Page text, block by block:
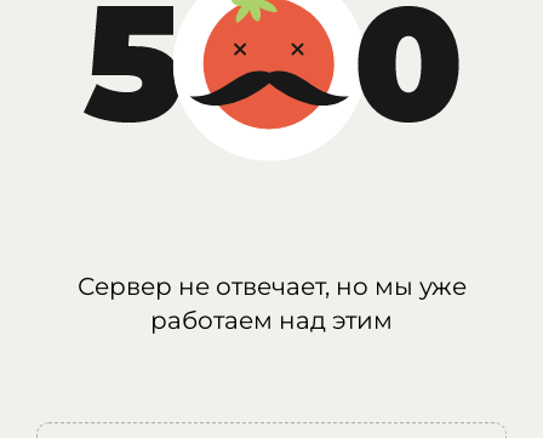
Сервер не отвечает, но мы уже
работаем над этим